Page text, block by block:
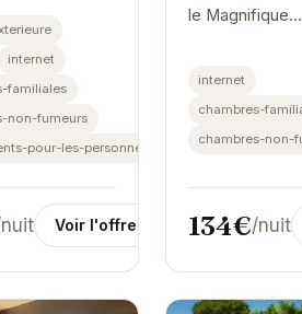
privilégié
un...
internet
familiales
non-fumeurs
pour-les-personnes-handicapees
Voir l'offre
le Magnifique
vacances
Son
internet
chambres-
chambres-non-
134€/nuit